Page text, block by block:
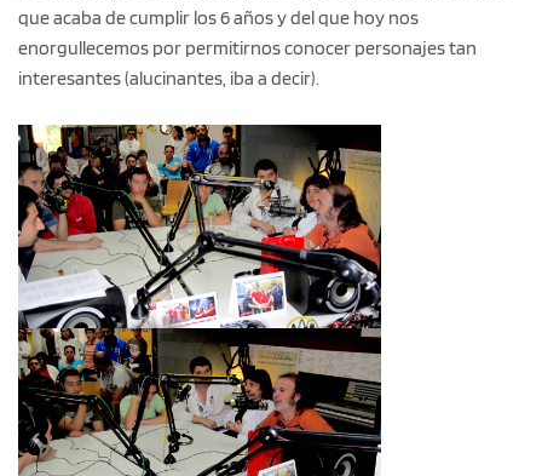
que acaba de cumplir los 6 años y del que hoy nos
enorgullecemos por permitirnos conocer personajes tan
interesantes (alucinantes, iba a decir).